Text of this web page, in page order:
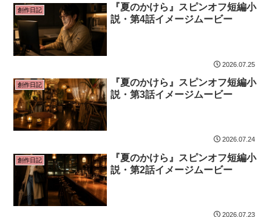
創作日記
『夏のかけら』スピンオフ短編小
説・第4話イメージムービー
2026.07.25
創作日記
『夏のかけら』スピンオフ短編小
説・第3話イメージムービー
2026.07.24
創作日記
『夏のかけら』スピンオフ短編小
説・第2話イメージムービー
2026.07.23